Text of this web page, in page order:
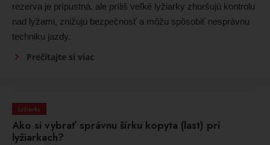
rezerva je prípustná, ale príliš veľké lyžiarky zhoršujú kontrolu
nad lyžami, znižujú bezpečnosť a môžu spôsobiť nesprávnu
techniku jazdy.
Prečítajte si viac
Lyžiarky
Ako si vybrať správnu šírku kopyta (last) pri
lyžiarkach?